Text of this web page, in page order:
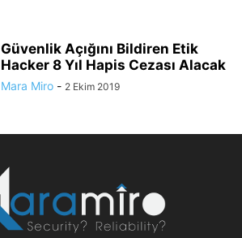
Güvenlik Açığını Bildiren Etik
Hacker 8 Yıl Hapis Cezası Alacak
Mara Miro - 2 Ekim 2019